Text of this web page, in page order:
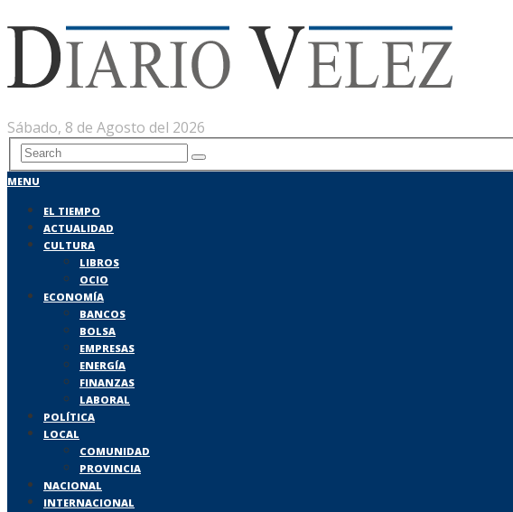
Sábado, 8 de Agosto del 2026
MENU
EL TIEMPO
ACTUALIDAD
CULTURA
LIBROS
OCIO
ECONOMÍA
BANCOS
BOLSA
EMPRESAS
ENERGÍA
FINANZAS
LABORAL
POLÍTICA
LOCAL
COMUNIDAD
PROVINCIA
NACIONAL
INTERNACIONAL